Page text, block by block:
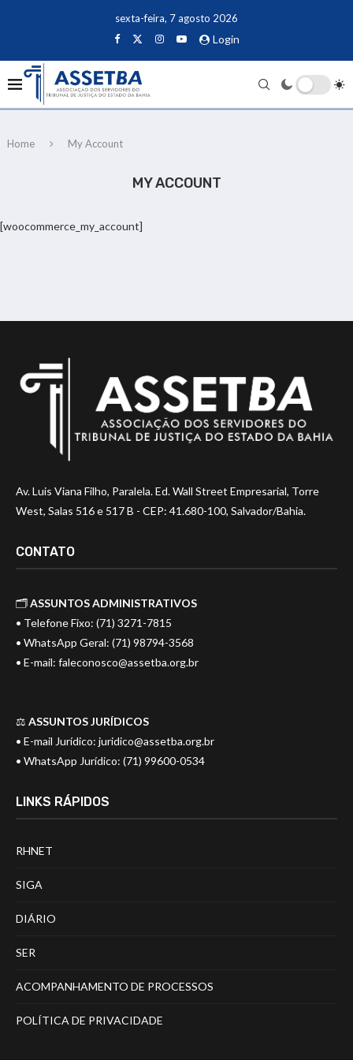
sexta-feira, 7 agosto 2026
Login
Home My Account
MY ACCOUNT
[woocommerce_my_account]
Av. Luis Viana Filho, Paralela. Ed. Wall Street Empresarial, Torre
West, Salas 516 e 517 B - CEP: 41.680-100, Salvador/Bahia.
CONTATO
🗂️ASSUNTOS ADMINISTRATIVOS
• Telefone Fixo: (71) 3271-7815
• WhatsApp Geral: (71) 98794-3568
• E-mail: faleconosco@assetba.org.br
⚖️ ASSUNTOS JURÍDICOS
• E-mail Jurídico: juridico@assetba.org.br
• WhatsApp Jurídico: (71) 99600-0534
LINKS RÁPIDOS
RHNET
SIGA
DIÁRIO
SER
ACOMPANHAMENTO DE PROCESSOS
POLÍTICA DE PRIVACIDADE